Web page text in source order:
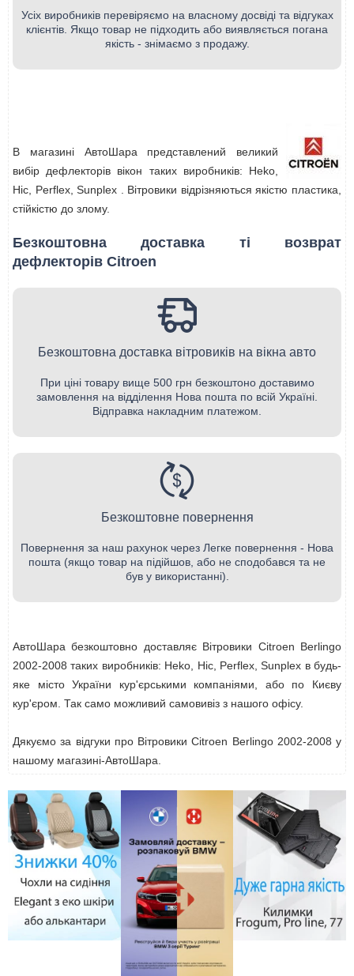
Усіх виробників перевіряємо на власному досвіді та відгуках
клієнтів. Якщо товар не підходить або виявляється погана
якість - знімаємо з продажу.
В магазині АвтоШара представлений великий
вибір дефлекторів вікон таких виробників: Heko,
Hic, Perflex, Sunplex . Вітровики відрізняються якістю пластика,
стійкістю до злому.
Безкоштовна доставка ті возврат
дефлекторів Citroen
Безкоштовна доставка вітровиків на вікна авто
При ціні товару вище 500 грн безкоштоно доставимо
замовлення на відділення Нова пошта по всій Україні.
Відправка накладним платежом.
Безкоштовне повернення
Повернення за наш рахунок через Легке повернення - Нова
пошта (якщо товар на підійшов, або не сподобався та не
був у використанні).
АвтоШара безкоштовно доставляє Вітровики Citroen Berlingo
2002-2008 таких виробників: Heko, Hic, Perflex, Sunplex в будь-
яке місто України кур'єрськими компаніями, або по Києву
кур'єром. Так само можливий самовивіз з нашого офісу.
Дякуємо за відгуки про Вітровики Citroen Berlingo 2002-2008 у
нашому магазині-АвтоШара.